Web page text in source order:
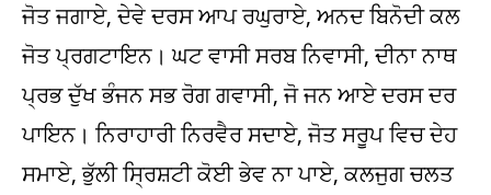
ਜੋਤ ਜਗਾਏ, ਦੇਵੇ ਦਰਸ ਆਪ ਰਘੁਰਾਏ, ਅਨਦ ਬਿਨੋਦੀ ਕਲ
ਜੋਤ ਪ੍ਰਗਟਾਇਨ। ਘਟ ਵਾਸੀ ਸਰਬ ਨਿਵਾਸੀ, ਦੀਨਾ ਨਾਥ
ਪ੍ਰਭ ਦੁੱਖ ਭੰਜਨ ਸਭ ਰੋਗ ਗਵਾਸੀ, ਜੋ ਜਨ ਆਏ ਦਰਸ ਦਰ
ਪਾਇਨ। ਨਿਰਾਹਾਰੀ ਨਿਰਵੈਰ ਸਦਾਏ, ਜੋਤ ਸਰੂਪ ਵਿਚ ਦੇਹ
ਸਮਾਏ, ਭੁੱਲੀ ਸ੍ਰਿਸ਼ਟੀ ਕੋਈ ਭੇਵ ਨਾ ਪਾਏ, ਕਲਜੁਗ ਚਲਤ